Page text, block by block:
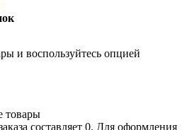
и воспользуйтесь опцией
товары
составляет 0. Для оформления